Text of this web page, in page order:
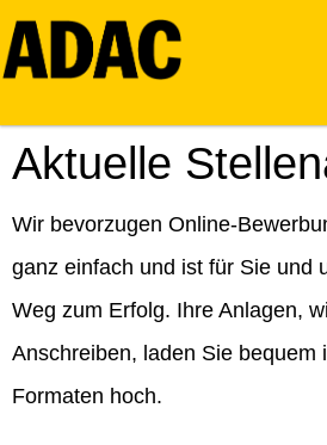
Aktuelle
Wir bevorzugen Online-
ganz einfach und ist für Sie und
Weg zum Erfolg. Ihre Anlagen,
Anschreiben, laden Sie bequem
Formaten hoch.